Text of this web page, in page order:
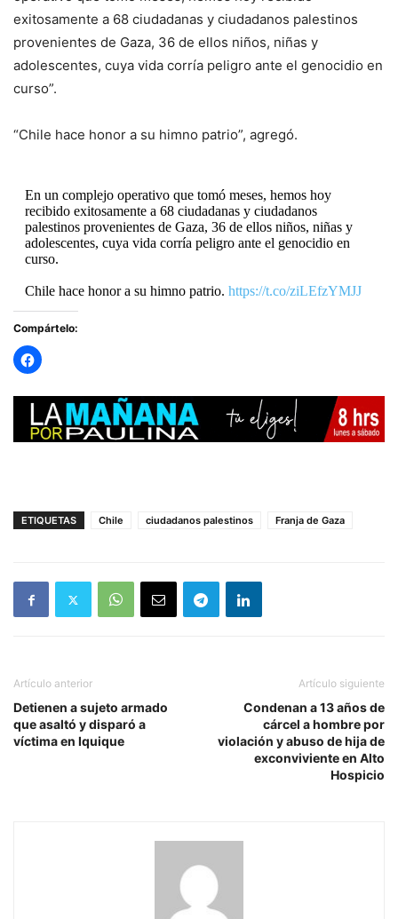
exitosamente a 68 ciudadanas y ciudadanos palestinos
provenientes de Gaza, 36 de ellos niños, niñas y
adolescentes, cuya vida corría peligro ante el genocidio en
curso”.
“Chile hace honor a su himno patrio”, agregó.
En un complejo operativo que tomó meses, hemos hoy
recibido exitosamente a 68 ciudadanas y ciudadanos
palestinos provenientes de Gaza, 36 de ellos niños, niñas y
adolescentes, cuya vida corría peligro ante el genocidio en
curso.
Chile hace honor a su himno patrio. https://t.co/ziLEfzYMJJ
— Gabriel Boric Font (@GabrielBoric)
2025
Compártelo:
ETIQUETAS Chile ciudadanos palestinos Franja de Gaza
Artículo anterior
Detienen a sujeto armado
que asaltó y disparó a
víctima en Iquique
Artículo siguiente
Condenan a 13 años de
cárcel a hombre por
violación y abuso de hija de
exconviviente en Alto
Hospicio